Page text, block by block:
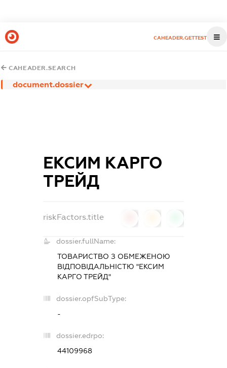
CAHEADER.GETTEST
CAHEADER.SEARCH
document.dossier
ЕКСИМ КАРГО
ТРЕЙД
riskFactors.title
dossier.fullName:
ТОВАРИСТВО З ОБМЕЖЕНОЮ
ВІДПОВІДАЛЬНІСТЮ "ЕКСИМ
КАРГО ТРЕЙД"
dossier.opfSubType:
-
dossier.edrpo:
44109968